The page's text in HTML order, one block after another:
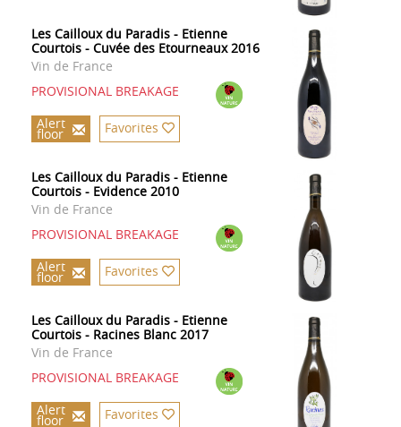
Les Cailloux du Paradis - Etienne
Courtois - Cuvée des Etourneaux 2016
Vin de France
PROVISIONAL BREAKAGE
Alert
floor Favorites
Les Cailloux du Paradis - Etienne
Courtois - Evidence 2010
Vin de France
PROVISIONAL BREAKAGE
Alert
floor Favorites
Les Cailloux du Paradis - Etienne
Courtois - Racines Blanc 2017
Vin de France
PROVISIONAL BREAKAGE
Alert
floor Favorites